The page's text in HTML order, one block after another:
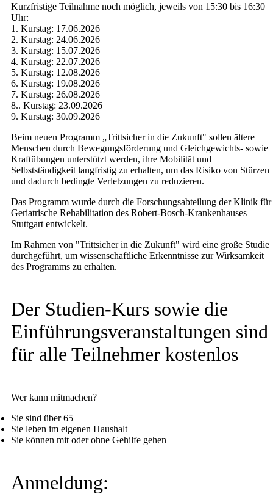
Kurzfristige Teilnahme noch möglich, jeweils von 15:30 bis 16:30
Uhr:
1. Kurstag: 17.06.2026
2. Kurstag: 24.06.2026
3. Kurstag: 15.07.2026
4. Kurstag: 22.07.2026
5. Kurstag: 12.08.2026
6. Kurstag: 19.08.2026
7. Kurstag: 26.08.2026
8.. Kurstag: 23.09.2026
9. Kurstag: 30.09.2026
Beim neuen Programm „Trittsicher in die Zukunft" sollen ältere
Menschen durch Bewegungsförderung und Gleichgewichts- sowie
Kraftübungen unterstützt werden, ihre Mobilität und
Selbstständigkeit langfristig zu erhalten, um das Risiko von Stürzen
und dadurch bedingte Verletzungen zu reduzieren.
Das Programm wurde durch die Forschungsabteilung der Klinik für
Geriatrische Rehabilitation des Robert-Bosch-Krankenhauses
Stuttgart entwickelt.
Im Rahmen von "Trittsicher in die Zukunft" wird eine große Studie
durchgeführt, um wissenschaftliche Erkenntnisse zur Wirksamkeit
des Programms zu erhalten.
Der Studien-Kurs sowie die
Einführungsveranstaltungen sind
für alle Teilnehmer kostenlos
Wer kann mitmachen?
Sie sind über 65
Sie leben im eigenen Haushalt
Sie können mit oder ohne Gehilfe gehen
Anmeldung: